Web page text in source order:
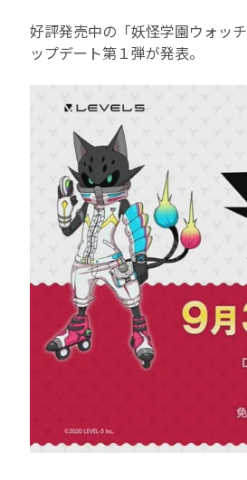
好評発売中の「妖怪学園ウォッ
ップデート第１弾が発表。